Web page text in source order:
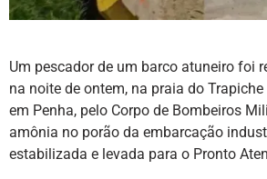
Um pescador de um barco atuneiro foi
na noite de ontem, na praia do
em Penha, pelo Corpo de Bombeiros
amônia no porão da embarcação
estabilizada e levada para o Pronto